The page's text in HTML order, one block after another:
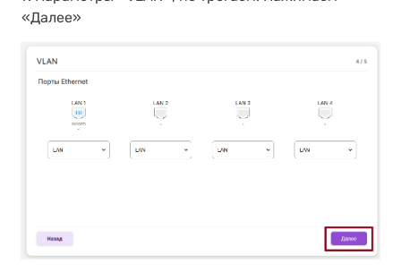
«Далее»